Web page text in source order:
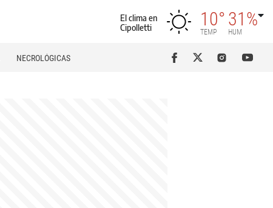
El clima en
Cipolletti
10°
TEMP
31%
HUM
NECROLÓGICAS